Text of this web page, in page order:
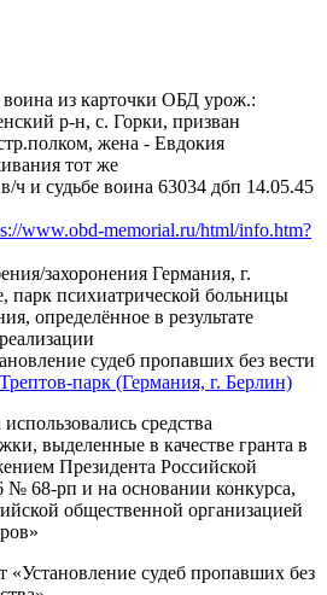
из карточки ОБД урож.:
р-н, с. Горки, призван
жена - Евдокия
тот же
ч и судьбе воина 63034 дбп 14.05.45
www.obd-memorial.ru/html/info.htm?
захоронения Германия, г.
парк психиатрической больницы
определённое в результате
судеб пропавших без вести
Трептов-парк (Германия, г. Берлин)
средства
выделенные в качестве гранта в
Президента Российской
№ 68-рп и на основании конкурса,
общественной организацией
судеб пропавших без